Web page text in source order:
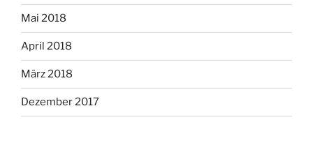
Mai 2018
April 2018
März 2018
Dezember 2017